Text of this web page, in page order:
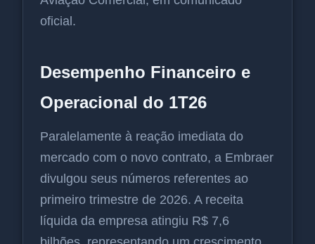
oficial.
Desempenho Financeiro e
Operacional do 1T26
Paralelamente à reação imediata do
mercado com o novo contrato, a Embraer
divulgou seus números referentes ao
primeiro trimestre de 2026. A receita
líquida da empresa atingiu R$ 7,6